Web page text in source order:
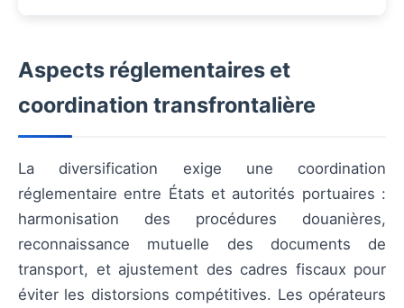
Aspects réglementaires et
coordination transfrontalière
La diversification exige une coordination
réglementaire entre États et autorités portuaires :
harmonisation des procédures douanières,
reconnaissance mutuelle des documents de
transport, et ajustement des cadres fiscaux pour
éviter les distorsions compétitives. Les opérateurs